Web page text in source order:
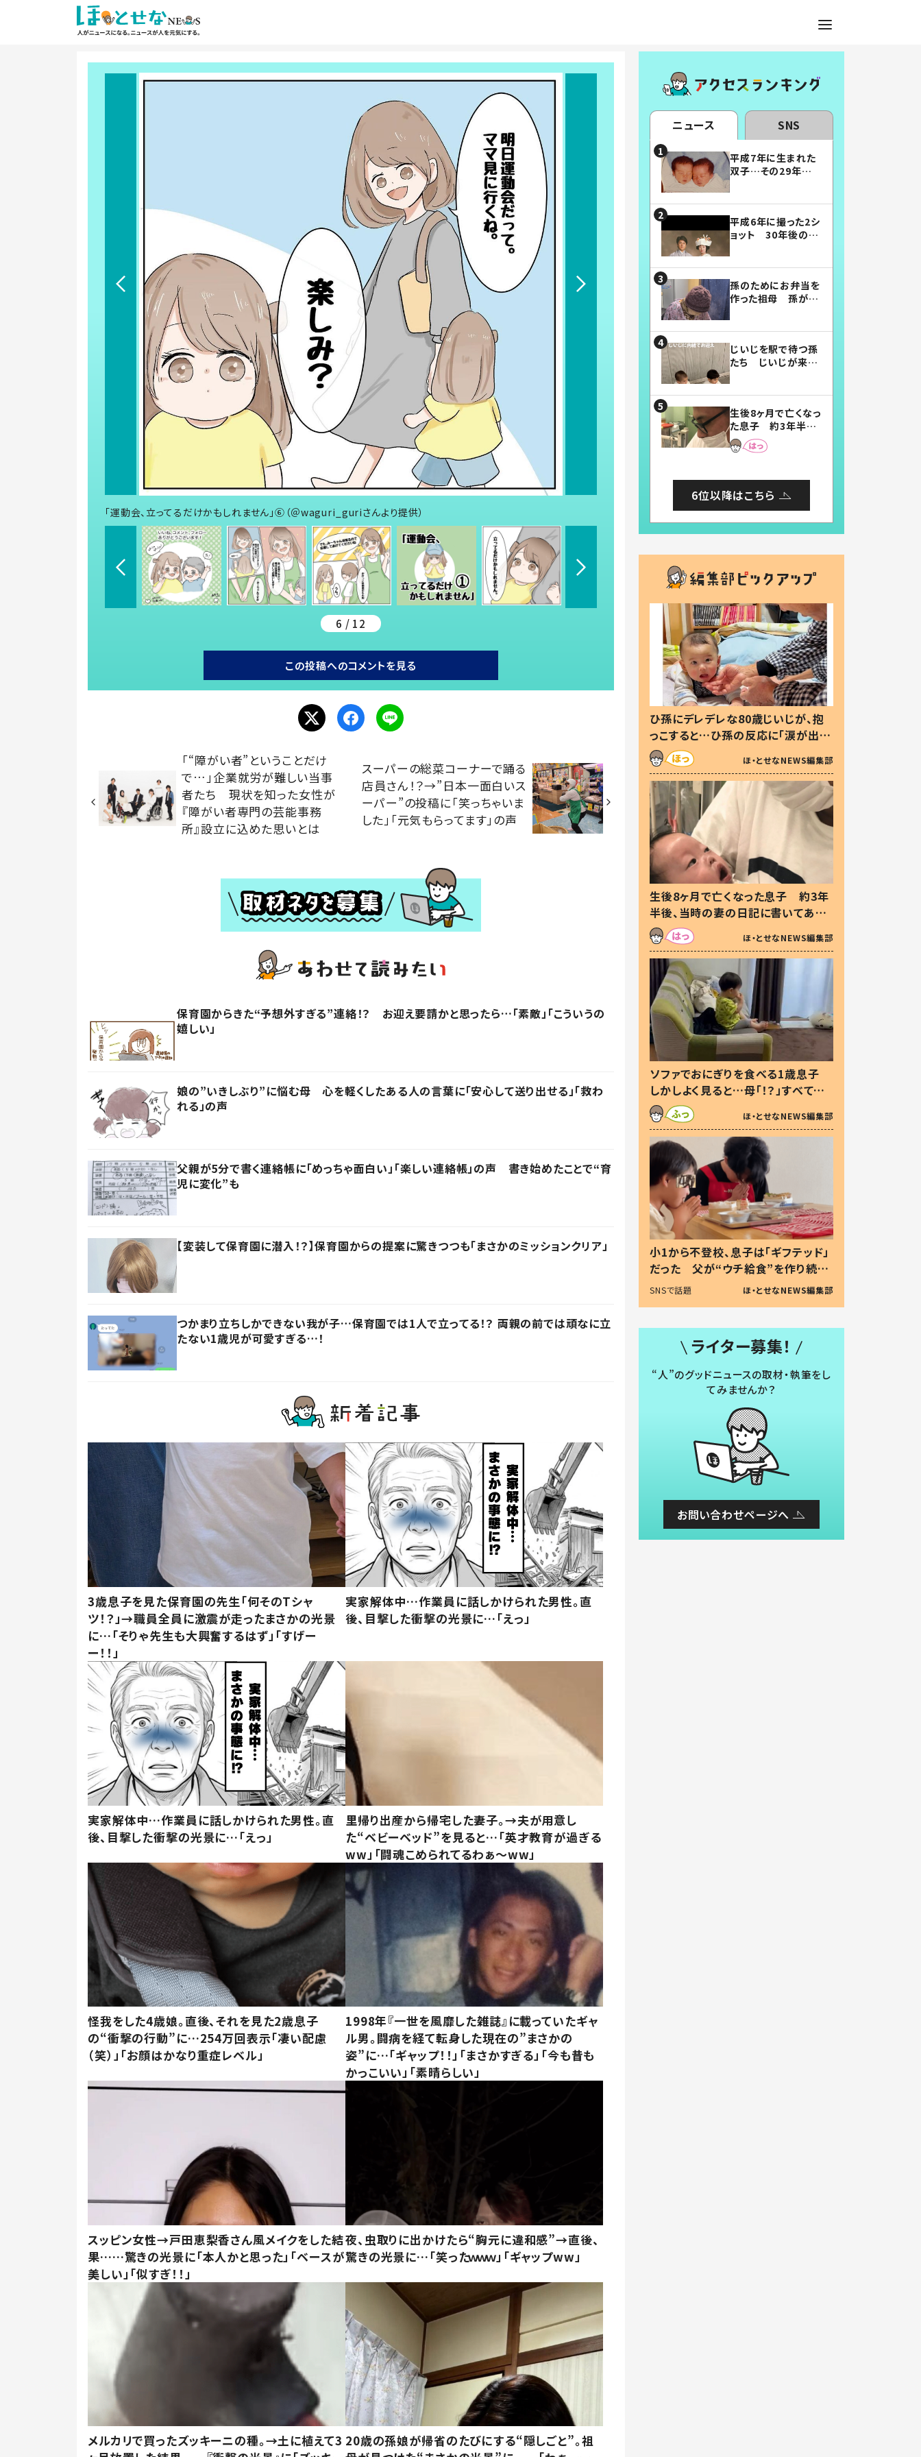
「運動会、立ってるだけかもしれません」⑥（＠waguri_guriさんより提供）
6 / 12
この投稿へのコメントを見る
「“障がい者”ということだけ
で…」企業就労が難しい当事
者たち 現状を知った女性が
『障がい者専門の芸能事務
所』設立に込めた思いとは
スーパーの総菜コーナーで踊る
店員さん！？→”日本一面白いス
ーパー”の投稿に「笑っちゃいま
した」「元気もらってます」の声
保育園からきた“予想外すぎる”連絡！？ お迎え要請かと思ったら…「素敵」「こういうの
嬉しい」
娘の”いきしぶり”に悩む母 心を軽くしたある人の言葉に「安心して送り出せる」「救わ
れる」の声
父親が5分で書く連絡帳に「めっちゃ面白い」「楽しい連絡帳」の声 書き始めたことで“育
児に変化”も
【変装して保育園に潜入！？】保育園からの提案に驚きつつも「まさかのミッションクリア」
つかまり立ちしかできない我が子…保育園では1人で立ってる！？ 両親の前では頑なに立
たない1歳児が可愛すぎる…！
3歳息子を見た保育園の先生「何そのTシャ
ツ！？」→職員全員に激震が走ったまさかの光景
に…「そりゃ先生も大興奮するはず」「すげー
ー！！」
実家解体中…作業員に話しかけられた男性。直
後、目撃した衝撃の光景に…「えっ」
実家解体中…作業員に話しかけられた男性。直
後、目撃した衝撃の光景に…「えっ」
里帰り出産から帰宅した妻子。→夫が用意し
た“ベビーベッド”を見ると…「英才教育が過ぎる
ww」「闘魂こめられてるわぁ～ww」
怪我をした4歳娘。直後、それを見た2歳息子
の“衝撃の行動”に…254万回表示「凄い配慮
（笑）」「お顔はかなり重症レベル」
1998年『一世を風靡した雑誌』に載っていたギャ
ル男。闘病を経て転身した現在の”まさかの
姿”に…「ギャップ！！」「まさかすぎる」「今も昔も
かっこいい」「素晴らしい」
スッピン女性→戸田恵梨香さん風メイクをした結
果……驚きの光景に「本人かと思った」「ベースが
美しい」「似すぎ！！」
夜、虫取りに出かけたら“胸元に違和感”→直後、
驚きの光景に…「笑ったｗｗｗ」「ギャップww」
メルカリで買ったズッキーニの種。→土に植えて3 20歳の孫娘が帰省のたびにする“隠しごと”。祖
ニュース SNS
平成7年に生まれた
双子…その29年後
平成6年に撮った2シ
ョット 30年後の姿
孫のためにお弁当を
作った祖母 孫が絶
じいじを駅で待つ孫
たち じいじが来た
まらない」「幸せにな
れる」
生後8ヶ月で亡くなっ
た息子 約3年半
後、当時の妻の日記
に書いてあった本音
6位以降はこちら
ひ孫にデレデレな80歳じいじが、抱
っこすると…ひ孫の反応に「涙が出ま
した」「可愛くて仕方ない」
ほ・とせなNEWS編集部
生後8ヶ月で亡くなった息子 約3年
半後、当時の妻の日記に書いてあっ
た本音とは
ほ・とせなNEWS編集部
ソファでおにぎりを食べる1歳息子
しかしよく見ると…母「！？」すべてを
察した母の投稿に「可愛いから許
す！」「現行犯〜」
ほ・とせなNEWS編集部
小1から不登校、息子は「ギフテッド」
だった 父が“ウチ給食”を作り続け
る理由とは #令和の親 #令和の子
SNSで話題 ほ・とせなNEWS編集部
ライター募集！
“人”のグッドニュースの取材・執筆をし
てみませんか？
お問い合わせページへ